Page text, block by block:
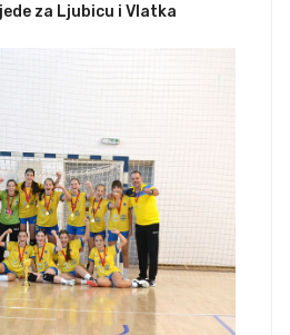
za Ljubicu i Vlatka